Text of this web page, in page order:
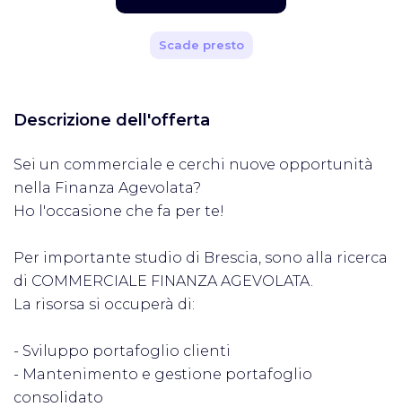
Scade presto
Descrizione dell'offerta
Sei un commerciale e cerchi nuove opportunità
nella Finanza Agevolata?
Ho l'occasione che fa per te!
Per importante studio di Brescia, sono alla ricerca
di COMMERCIALE FINANZA AGEVOLATA.
La risorsa si occuperà di:
- Sviluppo portafoglio clienti
- Mantenimento e gestione portafoglio
consolidato